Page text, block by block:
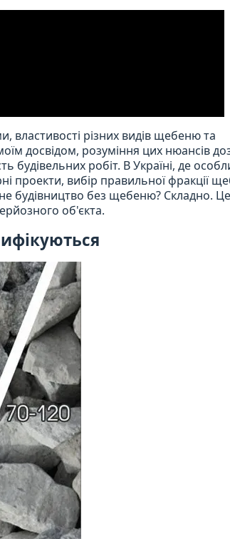
властивості різних видів щебеню та
досвідом, розуміння цих нюансів
будівельних робіт. В Україні, де
проекти, вибір правильної фракції
будівництво без щебеню? Складно.
об'єкта.